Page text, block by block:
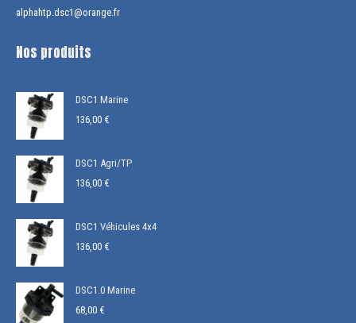
alphahtp.dsc1@orange.fr
Nos produits
DSC1 Marine
136,00 €
DSC1 Agri/TP
136,00 €
DSC1 Véhicules 4x4
136,00 €
DSC1.0 Marine
68,00 €